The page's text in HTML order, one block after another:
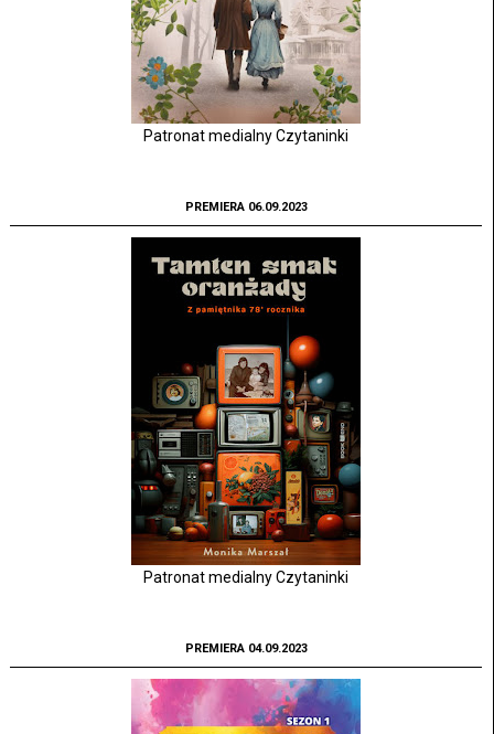
Patronat medialny Czytaninki
PREMIERA 06.09.2023
Patronat medialny Czytaninki
PREMIERA 04.09.2023